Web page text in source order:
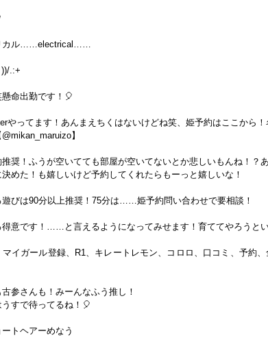
カル……electrical……
))/.:+
命出勤です！🎈
やってます！あんまえちくはないけどね笑、姫予約はここから
】
推奨！ふうが空いてても部屋が空いてないとか悲しいもんね！？
めた！も嬉しいけど予約してくれたらもーっと嬉しいな！
遊びは90分以上推奨！75分は……姫予約問い合わせで要相談！
得意です！……と言えるようになってみせます！育ててやろうと
マイガール登録、R1、キレートレモン、コロロ、口コミ、予約
参さんも！みーんなふう推し！
すで待ってるね！🎈
トヘアーめなう